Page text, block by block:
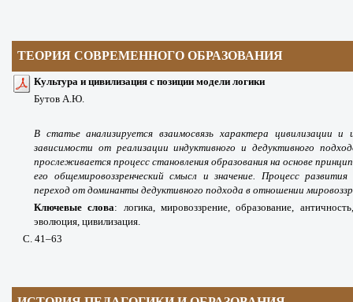
ТЕОРИЯ СОВРЕМЕННОГО ОБРАЗОВАНИЯ
Культура и цивилизация с позиции модели логики
Бутов А.Ю.
В статье анализируется взаимосвязь характера цивилизации
зависимости от реализации индуктивного и дедуктивного
прослеживается процесс становления образования на основе
его общемировоззренческий смысл и значение. Процесс
переход от доминанты дедуктивного подхода в отношении
Ключевые слова: логика, мировоззрение, образование,
эволюция, цивилизация.
С. 41–63